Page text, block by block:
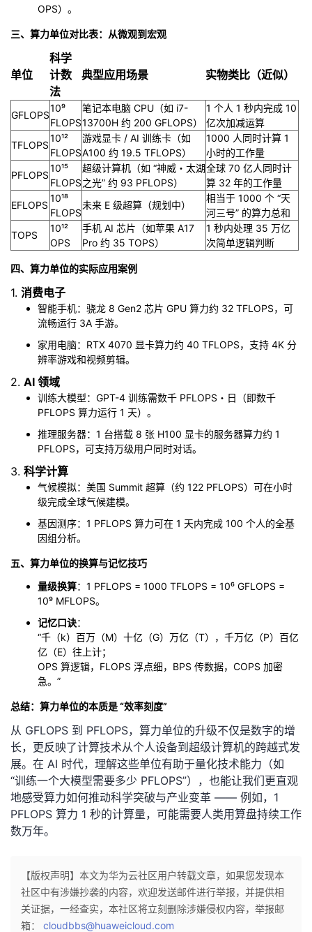
OPS）。
三、算力单位对比表：从微观到宏观
单位
科学
计数
法
典型应用场景 实物类比（近似）
GFLOPS
10⁹
FLOPS
笔记本电脑 CPU（如 i7-
13700H 约 200 GFLOPS）
1 个人 1 秒内完成 10
亿次加减运算
TFLOPS
10¹²
FLOPS
游戏显卡 / AI 训练卡（如
A100 约 19.5 TFLOPS）
1000 人同时计算 1
小时的工作量
PFLOPS
10¹⁵
FLOPS
超级计算机（如 “神威・太湖
之光” 约 93 PFLOPS）
全球 70 亿人同时计
算 32 年的工作量
EFLOPS
10¹⁸
FLOPS
未来 E 级超算（规划中）
相当于 1000 个 “天
河三号” 的算力总和
TOPS
10¹²
OPS
手机 AI 芯片（如苹果 A17
Pro 约 35 TOPS）
1 秒内处理 35 万亿
次简单逻辑判断
四、算力单位的实际应用案例
1. 消费电子
智能手机：骁龙 8 Gen2 芯片 GPU 算力约 32 TFLOPS，可
流畅运行 3A 手游。
家用电脑：RTX 4070 显卡算力约 40 TFLOPS，支持 4K 分
辨率游戏和视频剪辑。
2. AI 领域
训练大模型：GPT-4 训练需数千 PFLOPS・日（即数千
PFLOPS 算力运行 1 天）。
推理服务器：1 台搭载 8 张 H100 显卡的服务器算力约 1
PFLOPS，可支持万级用户同时对话。
3. 科学计算
气候模拟：美国 Summit 超算（约 122 PFLOPS）可在小时
级完成全球气候建模。
基因测序：1 PFLOPS 算力可在 1 天内完成 100 个人的全基
因组分析。
五、算力单位的换算与记忆技巧
量级换算：1 PFLOPS = 1000 TFLOPS = 10⁶ GFLOPS =
10⁹ MFLOPS。
记忆口诀：
“千（k）百万（M）十亿（G）万亿（T），千万亿（P）百亿
亿（E）往上计；
OPS 算逻辑，FLOPS 浮点细，BPS 传数据，COPS 加密
急。”
总结：算力单位的本质是 “效率刻度”
从 GFLOPS 到 PFLOPS，算力单位的升级不仅是数字的增
长，更反映了计算技术从个人设备到超级计算机的跨越式发
展。在 AI 时代，理解这些单位有助于量化技术能力（如
“训练一个大模型需要多少 PFLOPS”），也能让我们更直观
地感受算力如何推动科学突破与产业变革 —— 例如，1
PFLOPS 算力 1 秒的计算量，可能需要人类用算盘持续工作
数万年。
【版权声明】本文为华为云社区用户转载文章，如果您发现本
社区中有涉嫌抄袭的内容，欢迎发送邮件进行举报，并提供相
关证据，一经查实，本社区将立刻删除涉嫌侵权内容，举报邮
箱： cloudbbs@huaweicloud.com